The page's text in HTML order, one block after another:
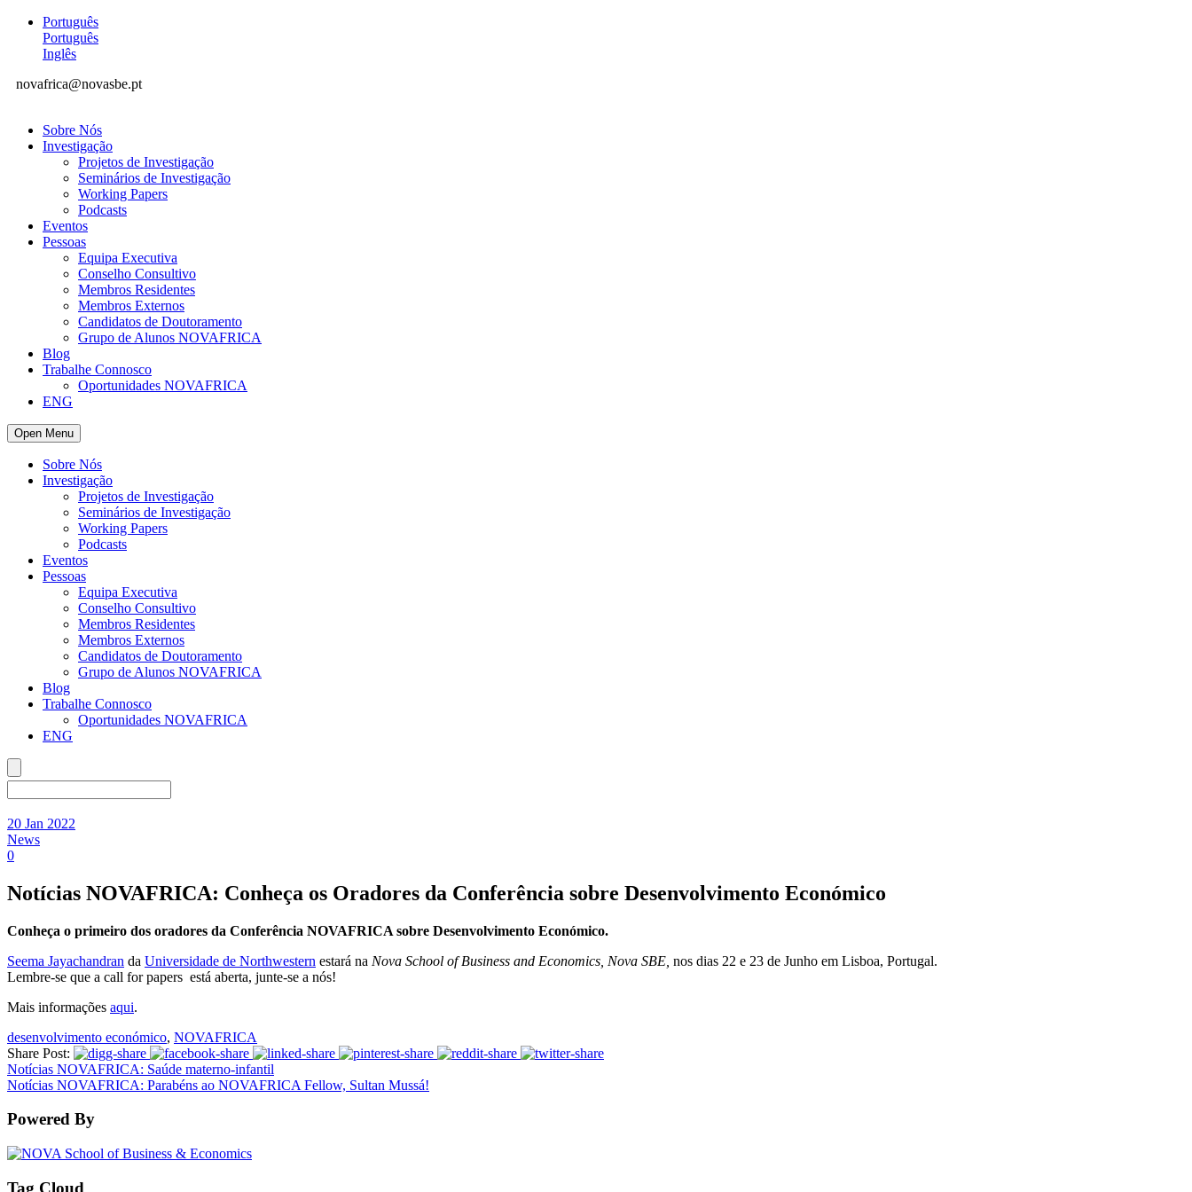
Português
Português
Inglês
novafrica@novasbe.pt
Sobre Nós
Investigação
Projetos de Investigação
Seminários de Investigação
Working Papers
Podcasts
Eventos
Pessoas
Equipa Executiva
Conselho Consultivo
Membros Residentes
Membros Externos
Candidatos de Doutoramento
Grupo de Alunos NOVAFRICA
Blog
Trabalhe Connosco
Oportunidades NOVAFRICA
ENG
Open Menu
Sobre Nós
Investigação
Projetos de Investigação
Seminários de Investigação
Working Papers
Podcasts
Eventos
Pessoas
Equipa Executiva
Conselho Consultivo
Membros Residentes
Membros Externos
Candidatos de Doutoramento
Grupo de Alunos NOVAFRICA
Blog
Trabalhe Connosco
Oportunidades NOVAFRICA
ENG
20 Jan 2022
News
0
Notícias NOVAFRICA: Conheça os Oradores da Conferência sobre Desenvolvimento Económico
Conheça o primeiro dos oradores da Conferência NOVAFRICA sobre Desenvolvimento Económico.
Seema Jayachandran da Universidade de Northwestern estará na Nova School of Business and Economics, Nova SBE, nos dias 22 e 23 de Junho em Lisboa, Portugal.
Lembre-se que a call for papers está aberta, junte-se a nós!
Mais informações aqui.
desenvolvimento económico, NOVAFRICA
Share Post:
Notícias NOVAFRICA: Saúde materno-infantil
Notícias NOVAFRICA: Parabéns ao NOVAFRICA Fellow, Sultan Mussá!
Powered By
Tag Cloud